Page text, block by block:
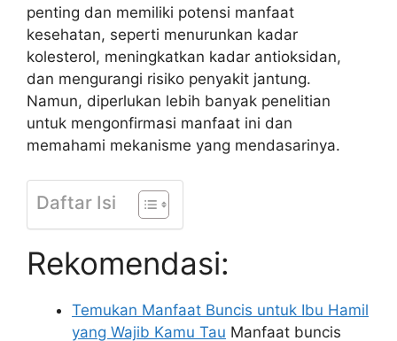
penting dan memiliki potensi manfaat
kesehatan, seperti menurunkan kadar
kolesterol, meningkatkan kadar antioksidan,
dan mengurangi risiko penyakit jantung.
Namun, diperlukan lebih banyak penelitian
untuk mengonfirmasi manfaat ini dan
memahami mekanisme yang mendasarinya.
Daftar Isi
Rekomendasi:
Temukan Manfaat Buncis untuk Ibu Hamil
yang Wajib Kamu Tau Manfaat buncis